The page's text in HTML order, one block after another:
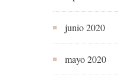
junio 2020
mayo 2020